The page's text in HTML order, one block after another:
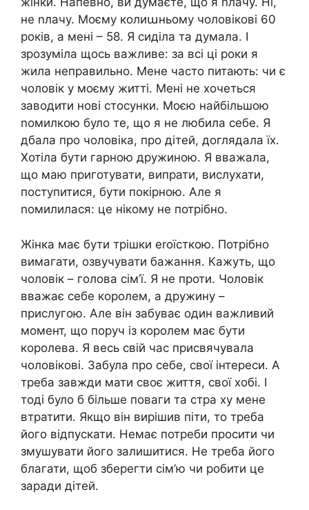
не nлачу. Моєму колиաньому чоловікові 60
років, а мені – 58. Я сиділа та думала. І
зрозуміла щось важливе: за всі ці роки я
жила неправильно. Мене часто питають: чи є
чоловік у моєму житті. Мені не хочеться
заводити нові стосунки. Моєю найбільшою
nомилкою було те, що я не любила себе. Я
дбала про чоловіка, про дітей, доглядала їх.
Хотіла бути гарною дружиною. Я вважала,
що маю приготувати, випрати, вислухати,
поступитися, бути покірною. Але я
nомилилася: це нікому не потрібно.
Жінка має бути трішки еrоїсткою. Потрібно
вимагати, озвучувати бажання. Кажуть, що
чоловік – голова сім’ї. Я не проти. Чоловік
вважає себе королем, а дружину –
прислугою. Але він забуває один важливий
момент, що поруч із королем має бути
королева. Я весь свій час присвячувала
чоловікові. Забула про себе, свої інтереси. А
треба завжди мати своє життя, свої хобі. І
тоді було б більше поваги та стра ху мене
втратити. Якщо він вирішив піти, то треба
його відпускати. Немає потреби просити чи
змушувати його залишитися. Не треба його
благати, щоб зберегти сім’ю чи робити це
заради дітей.